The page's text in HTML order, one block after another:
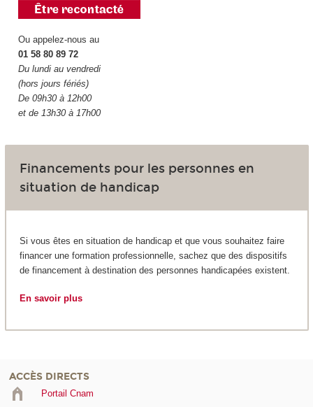
Ou appelez-nous au
01 58 80 89 72
Du lundi au vendredi
(hors jours fériés)
De 09h30 à 12h00
et de 13h30 à 17h00
Financements pour les personnes en
situation de handicap
Si vous êtes en situation de handicap et que vous souhaitez faire
financer une formation professionnelle, sachez que des dispositifs
de financement à destination des personnes handicapées existent.
En savoir plus
ACCÈS DIRECTS
Portail Cnam